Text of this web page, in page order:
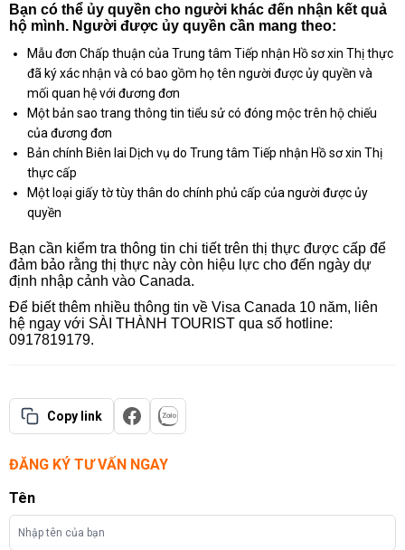
ĐĂNG KÝ TƯ VẤN NGAY
Tên
Bạn có thể ủy quyền cho người khác đến nhận kết quả
hộ mình. Người được ủy quyền cần mang theo:
Mẫu đơn Chấp thuận của Trung tâm Tiếp nhận Hồ sơ xin Thị thực
đã ký xác nhận và có bao gồm họ tên người được ủy quyền và
mối quan hệ với đương đơn
Một bản sao trang thông tin tiểu sử có đóng mộc trên hộ chiếu
của đương đơn
Bản chính Biên lai Dịch vụ do Trung tâm Tiếp nhận Hồ sơ xin Thị
thực cấp
Một loại giấy tờ tùy thân do chính phủ cấp của người được ủy
quyền
Bạn cần kiểm tra thông tin chi tiết trên thị thực được cấp để
đảm bảo rằng thị thực này còn hiệu lực cho đến ngày dự
định nhập cảnh vào Canada.
Để biết thêm nhiều thông tin về Visa Canada 10 năm, liên
hệ ngay với SÀI THÀNH TOURIST qua số hotline:
0917819179.
Copy link